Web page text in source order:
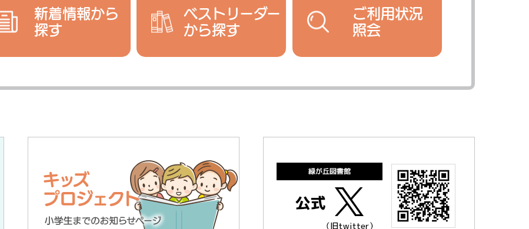
新着情報から
探す
ベストリーダー
から探す
ご利用状況
照会